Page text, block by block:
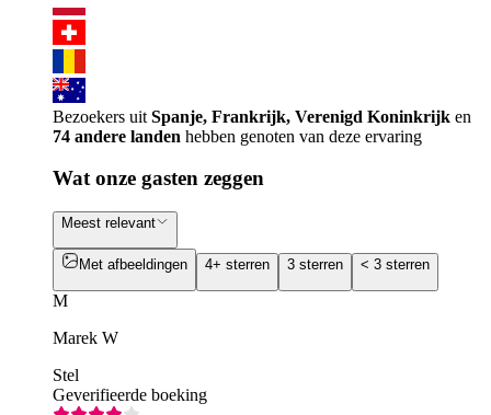
Bezoekers uit Spanje, Frankrijk, Verenigd Koninkrijk en
74 andere landen hebben genoten van deze ervaring
Wat onze gasten zeggen
Meest relevant
Met afbeeldingen 4+ sterren 3 sterren < 3 sterren
M
Marek W
Stel
Geverifieerde boeking